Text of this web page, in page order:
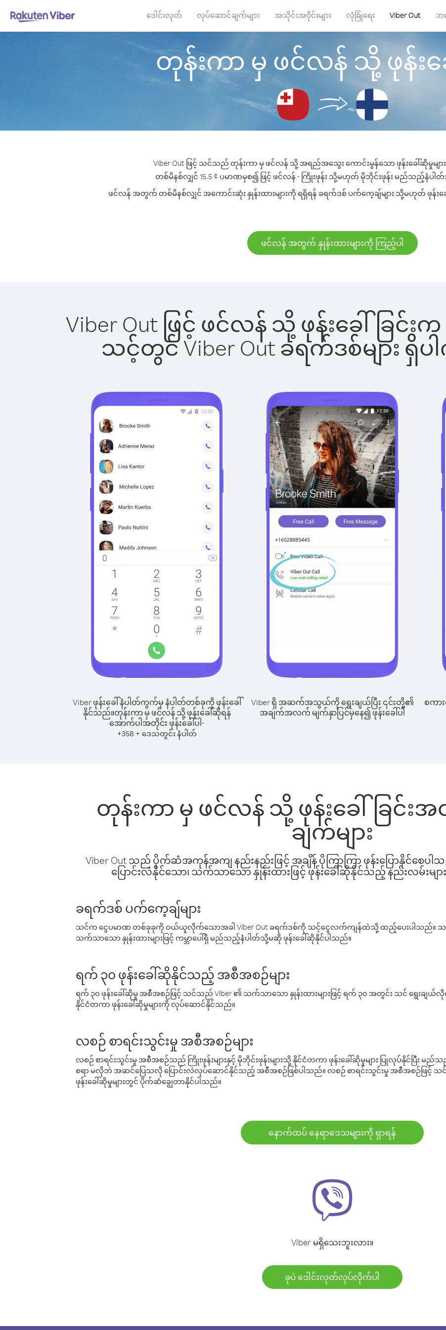
ဒေါင်းလုတ် လုပ်ဆောင်ချက်များ အသိုင်းအဝိုင်းများ လုံခြုံရေး Viber Out ဘ
တုန်းကာ မှ ဖင်လန် သို့ ဖုန်း
Viber Out ဖြင့် သင်သည် တုန်းကာ မှ ဖင်လန် သို့ အရည်အသွေး ကောင်းမွန်သော ဖုန်းခေါ်ဆိုမှုမျ
တစ်မိနစ်လျှင် 15.5 ¢ ပမာဏမှစ၍ ဖြင့် ဖင်လန် - ကြိုးဖုန်း သို့မဟုတ် မိုဘိုင်းဖုန်း မည်သည့်နံပါတ်
ဖင်လန် အတွက် တစ်မိနစ်လျှင် အကောင်းဆုံး နှုန်းထားများကို ရရှိရန် ခရက်ဒစ် ပက်ကေ့ချ်များ သို့မဟုတ် ဖုန်
ဖင်လန် အတွက် နှုန်းထားများကို ကြည့်ပါ
Viber Out ဖြင့် ဖင်လန် သို့ ဖုန်းခေါ်ခြ
သင့်တွင် Viber Out ခရက်ဒစ်များ
Viber ဖုန်းခေါ်နံပါတ်ကွက်မှ နံပါတ်တစ်ခုကို ဖုန်းခေါ်
နိုင်သည်။တုန်းကာ မှ ဖင်လန် သို့ ဖုန်းခေါ်ဆိုရန်
အောက်ပါအတိုင်း ဖုန်းခေါ်ပါ-
+358 + ဒေသတွင်း နံပါတ်
Viber ရှိ အဆက်အသွယ်ကို ရွေးချယ်ပြီး ၎င်းတို့၏
အချက်အလက် မျက်နှာပြင်မှနေ၍ ဖုန်းခေါ်ပါ
စကား
တုန်းကာ မှ ဖင်လန် သို့ ဖုန်းခေါ်ခြင်
ချက်များ
Viber Out သည် ပိုက်ဆံအကုန်အကျ နည်းနည်းဖြင့် အချိန် ပိုကြာကြာ ဖုန်းပြောနိုင်စ
ပြောင်းလဲနိုင်သော၊ သက်သာသော နှုန်းထားဖြင့် ဖုန်းခေါ်ဆိုနိုင်သည့် နည်းလမ်းမျ
ခရက်ဒစ် ပက်ကေ့ချ်များ
သင်က ငွေပမာဏ တစ်ခုခုကို ဝယ်ယူလိုက်သောအခါ Viber Out ခရက်ဒစ်ကို သင့်ငွေလက်ကျန်ထဲသို့ ထည့်ပေးပါသည်။ သ
သက်သာသော နှုန်းထားများဖြင့် ကမ္ဘာပေါ်ရှိ မည်သည့်နံပါတ်သို့မဆို ဖုန်းခေါ်ဆိုနိုင်ပါသည်။
ရက် ၃၀ ဖုန်းခေါ်ဆိုနိုင်သည့် အစီအစဉ်များ
ရက် ၃၀ ဖုန်းခေါ်ဆိုမှု အစီအစဉ်ဖြင့် သင်သည် Viber ၏ သက်သာသော နှုန်းထားများဖြင့် ရက် ၃၀ အတွင်း သင် ရွေးခ
နိုင်ငံတကာ ဖုန်းခေါ်ဆိုမှုများကို လုပ်ဆောင်နိုင်သည်။
လစဉ် စာရင်းသွင်းမှု အစီအစဉ်များ
လစဉ် စာရင်းသွင်းမှု အစီအစဉ်သည် ကြိုးဖုန်းများနှင့် မိုဘိုင်းဖုန်းများသို့ နိုင်ငံတကာ ဖုန်းခေါ်ဆိုမှုများ ပြုလုပ်နိုင်ပြီ
စရာ မလိုဘဲ အဆင်ပြေသလို ပြောင်းလဲလုပ်ဆောင်နိုင်သည့် အစီအစဉ်ဖြစ်ပါသည်။ လစဉ် စာရင်းသွင်းမှု အစီအစဉ်ဖြင့် သ
ဖုန်းခေါ်ဆိုမှုများတွင် ပိုက်ဆံချွေတာနိုင်ပါသည်။
နောက်ထပ် နေရာဒေသများကို ရှာရန်
Viber မရှိသေးဘူးလား။
ခုပဲ ဒေါင်းလုတ်လုပ်လိုက်ပါ